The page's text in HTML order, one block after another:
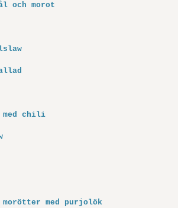
och morot
med chili
morötter med purjolök